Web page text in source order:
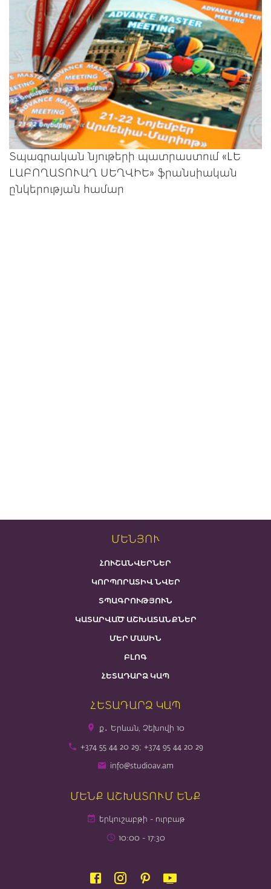
Տպագրական նյութերի պատրաստում «ԼԵ
ԼԱԲՈՂԱՏՈՒԱՂ ՍԵՂՎԻԵ» ֆրանսիական
ընկերության համար
ՄԵՆՅՈՒ
ՀՈՒՇԱՆՎԵՐՆԵՐ
ԿՈՐՊՈՐԱՏԻՎ ՆՎԵՐ
ՏՊԱԳՐՈՒԹՅՈՒՆ
ԿԱՏԱՐՎԱԾ ԱՇԽԱՏԱՆՔՆԵՐ
ՄԵՐ ՄԱՍԻՆ
ԲԼՈԳ
ՀԵՏԱԴԱՐՁ ԿԱՊ
ՀԵՏԱԴԱՐՁ ԿԱՊ
ք․ Երևան, Չեխովի 10
+374 55 44 20 29; +374 95 44 20 29
info@studioav.am
ՄԵՆՔ ԱՇԽԱՏՈՒՄ ԵՆՔ
երկուշաբթի - ուրբաթ
10։00 - 17։30